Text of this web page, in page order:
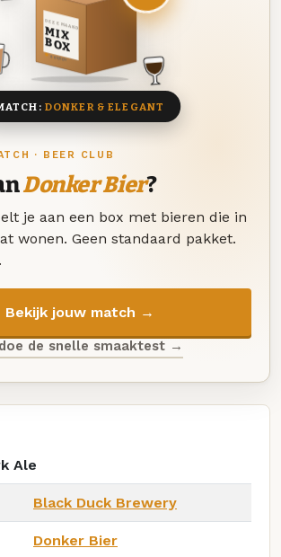
· BEER CLUB
Donker Bier?
je aan een box met bieren die in
wonen. Geen standaard pakket.
Bekijk jouw match →
de snelle smaaktest →
DEZE MAAND
MIX
BOX
8 BIEREN
DONKER & ELEGANT
Ale
Black Duck Brewery
Donker Bier